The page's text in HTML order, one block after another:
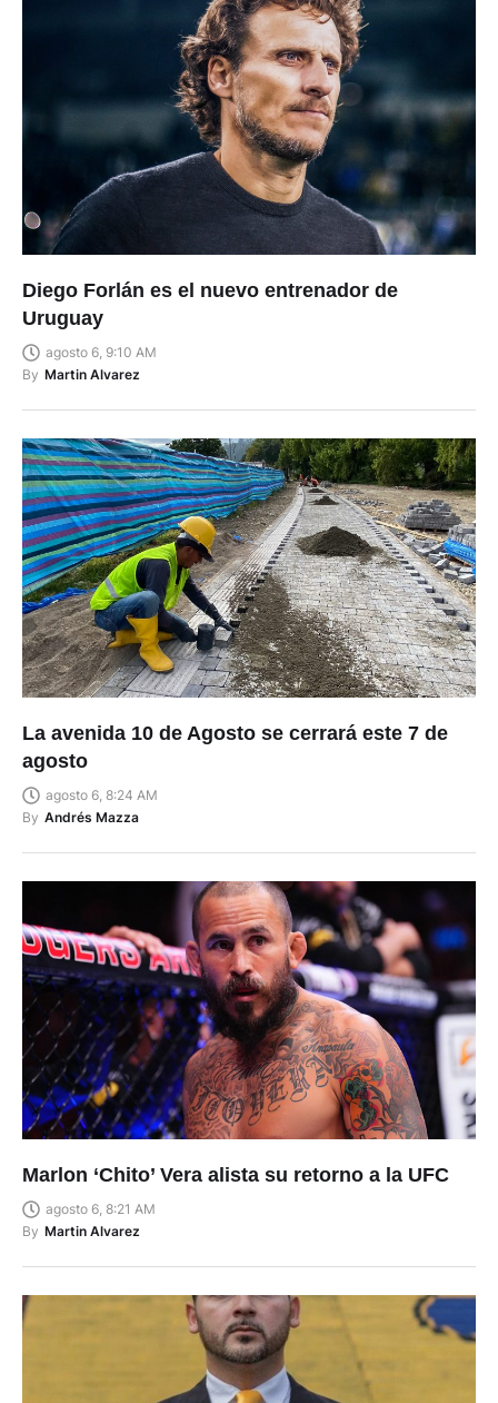
Diego Forlán es el nuevo entrenador de
Uruguay
agosto 6, 9:10 AM
By Martin Alvarez
La avenida 10 de Agosto se cerrará este 7 de
agosto
agosto 6, 8:24 AM
By Andrés Mazza
Marlon ‘Chito’ Vera alista su retorno a la UFC
agosto 6, 8:21 AM
By Martin Alvarez